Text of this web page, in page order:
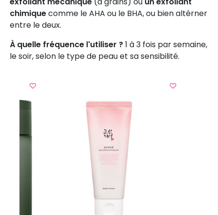
chimiquecomme le AHA ou le BHA, ou bien altérner
entre le deux.
À quelle fréquence l'utiliser ?1 à 3 fois par semaine,
le soir, selon le type de peau et sa sensibilité.